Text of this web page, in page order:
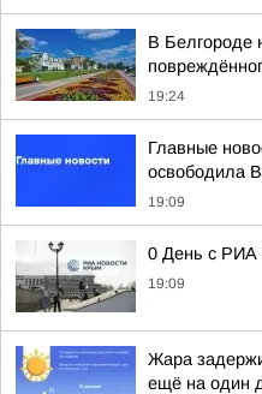
В Белгороде
19:24
Главные
освободила
19:09
0 День с РИА
19:09
Жара
ещё на один